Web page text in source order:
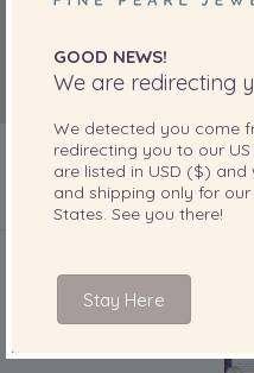
IN IHREM
GOOD NEWS!
We are redirecting
We detected you come
redirecting you to our US
are listed in USD ($) and
and shipping only for
States. See you there!
Stay Here